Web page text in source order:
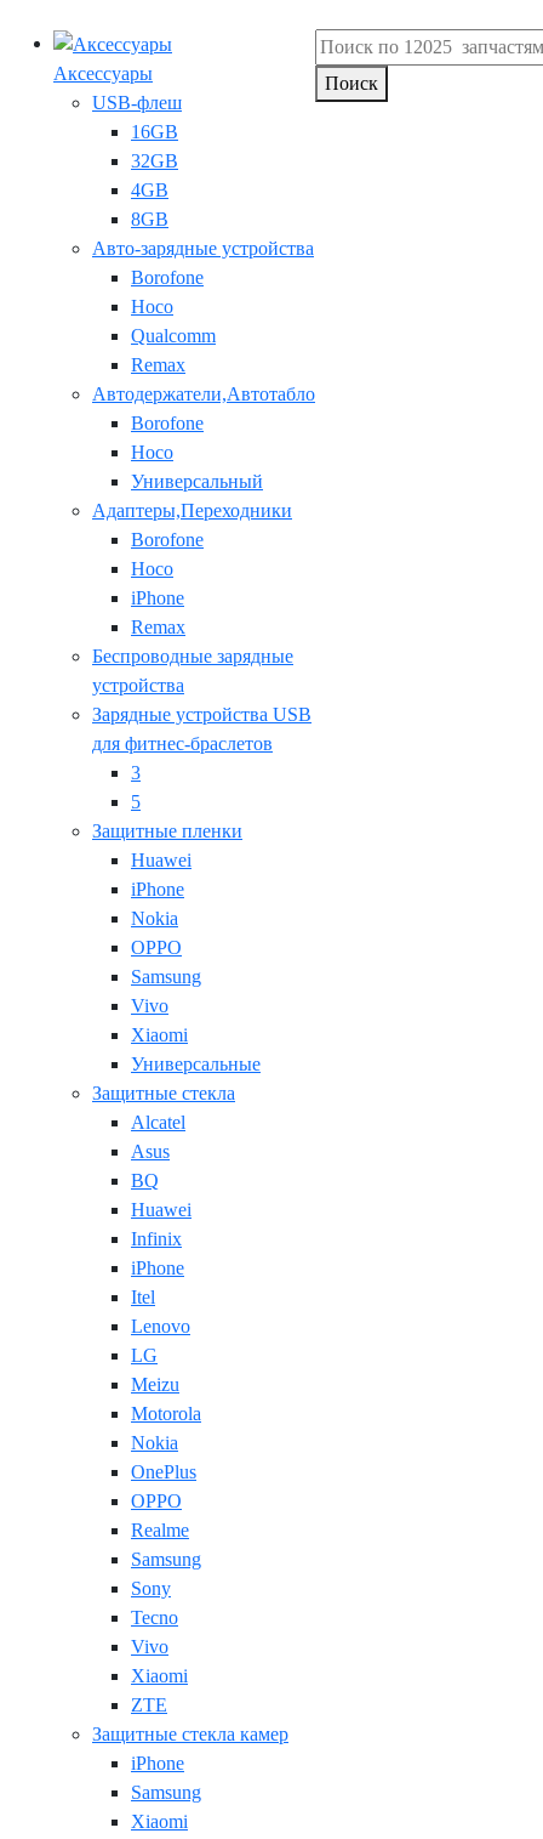
Аксессуары
USB-флеш
16GB
32GB
4GB
8GB
Авто-зарядные устройства
Borofone
Hoco
Qualcomm
Remax
Автодержатели,Автотабло
Borofone
Hoco
Универсальный
Адаптеры,Переходники
Borofone
Hoco
iPhone
Remax
Беспроводные зарядные
устройства
Зарядные устройства USB
для фитнес-браслетов
3
5
Защитные пленки
Huawei
iPhone
Nokia
OPPO
Samsung
Vivo
Xiaomi
Универсальные
Защитные стекла
Alcatel
Asus
BQ
Huawei
Infinix
iPhone
Itel
Lenovo
LG
Meizu
Motorola
Nokia
OnePlus
OPPO
Realme
Samsung
Sony
Tecno
Vivo
Xiaomi
ZTE
Защитные стекла камер
iPhone
Samsung
Xiaomi
Поиск